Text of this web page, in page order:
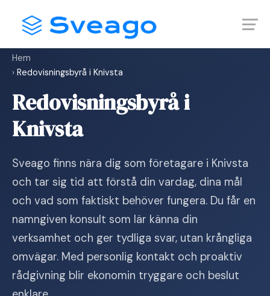
content
Hem
› Redovisningsbyrå i Knivsta
Redovisningsbyrå i
Knivsta
Sveago finns nära dig som företagare i Knivsta
och tar sig tid att förstå din vardag, dina mål
och vad som faktiskt behöver fungera. Du får en
namngiven konsult som lär känna din
verksamhet och ger tydliga svar, utan krångliga
omvägar. Med personlig kontakt och proaktiv
rådgivning blir ekonomin tryggare och beslut